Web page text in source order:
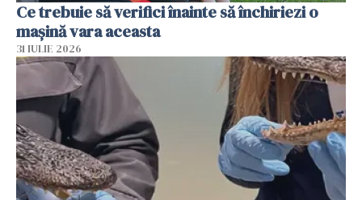
Ce trebuie să verifici înainte să închiriezi o
mașină vara aceasta
31 IULIE 2026